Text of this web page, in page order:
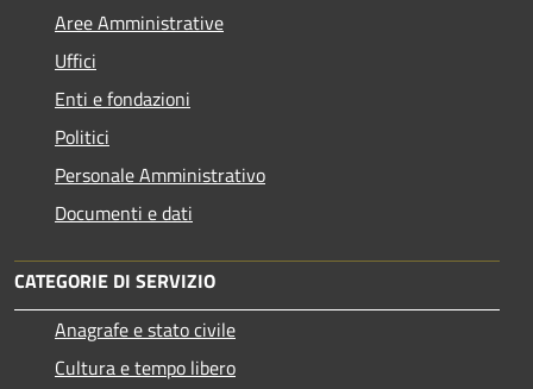
Aree Amministrative
Uffici
Enti e fondazioni
Politici
Personale Amministrativo
Documenti e dati
CATEGORIE DI SERVIZIO
Anagrafe e stato civile
Cultura e tempo libero